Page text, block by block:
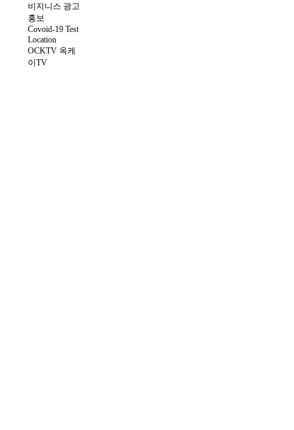
비지니스 광고
홍보
Covoid-19 Test
Location
OCKTV 옥케
이TV